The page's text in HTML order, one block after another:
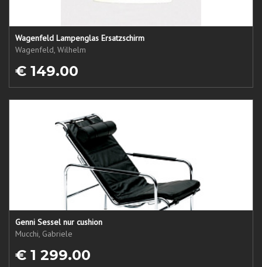
Wagenfeld Lampenglas Ersatzschirm
Wagenfeld, Wilhelm
€ 149.00
Genni Sessel nur cushion
Mucchi, Gabriele
€ 1 299.00